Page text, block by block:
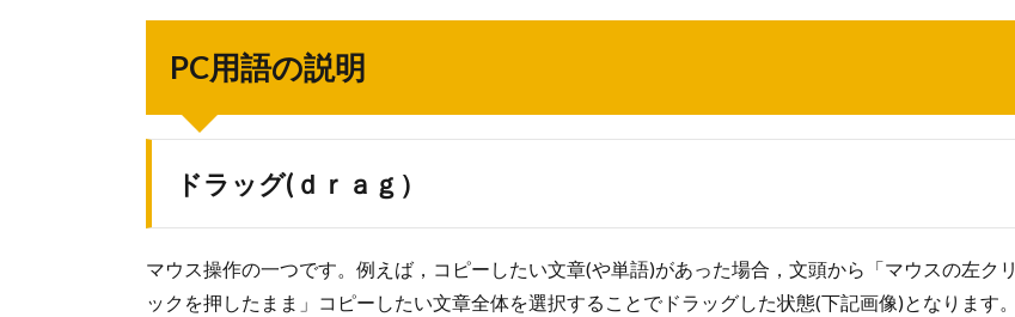
PC用語の説明
ドラッグ(ｄｒａｇ）
マウス操作の一つです。例えば，コピーしたい文章(や単語)があった場合，文頭から「マウスの左クリ
ックを押したまま」コピーしたい文章全体を選択することでドラッグした状態(下記画像)となります。